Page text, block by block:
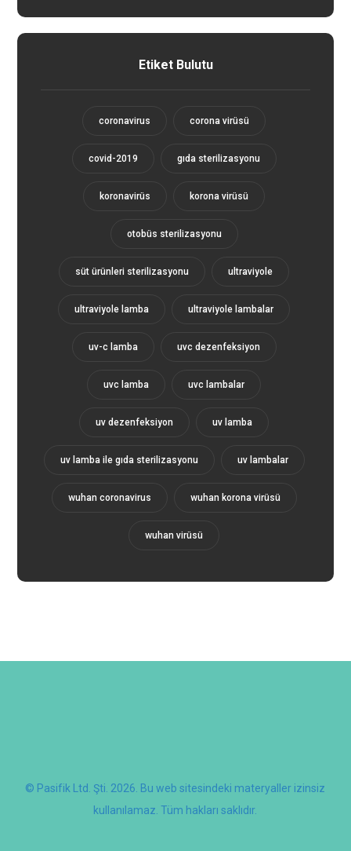
Etiket Bulutu
coronavirus corona virüsü
covid-2019 gıda sterilizasyonu
koronavirüs korona virüsü
otobüs sterilizasyonu
süt ürünleri sterilizasyonu ultraviyole
ultraviyole lamba ultraviyole lambalar
uv-c lamba uvc dezenfeksiyon
uvc lamba uvc lambalar
uv dezenfeksiyon uv lamba
uv lamba ile gıda sterilizasyonu uv lambalar
wuhan coronavirus wuhan korona virüsü
wuhan virüsü
© Pasifik Ltd. Şti. 2026. Bu web sitesindeki materyaller izinsiz
kullanılamaz. Tüm hakları saklıdır.